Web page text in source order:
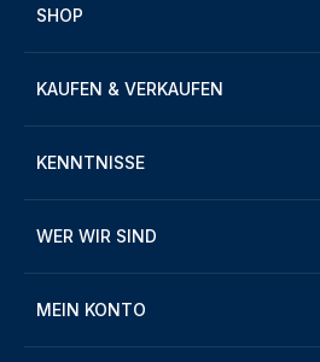
SHOP
KAUFEN & VERKAUFEN
KENNTNISSE
WER WIR SIND
MEIN KONTO